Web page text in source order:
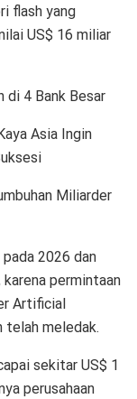
flash yang
US$ 16 miliar
di 4 Bank Besar
Asia Ingin
Miliarder
2026 dan
permintaan
Artificial
telah meledak.
sekitar US$ 1
perusahaan